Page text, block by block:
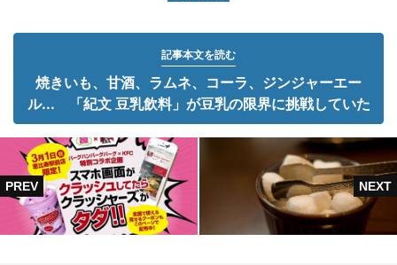
記事本文を読む
焼きいも、甘酒、ラムネ、コーラ、ジンジャーエー
ル... 「紀文 豆乳飲料」が豆乳の限界に挑戦していた